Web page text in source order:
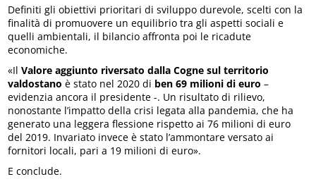
Definiti gli obiettivi prioritari di sviluppo durevole, scelti con la
finalità di promuovere un equilibrio tra gli aspetti sociali e
quelli ambientali, il bilancio affronta poi le ricadute
economiche.
«IlValore aggiunto riversato dalla Cogne sul territorio
valdostano è stato nel 2020 di ben 69 milioni di euro –
evidenzia ancora il presidente -. Un risultato di rilievo,
nonostante l’impatto della crisi legata alla pandemia, che ha
generato una leggera flessione rispetto ai 76 milioni di euro
del 2019. Invariato invece è stato l’ammontare versato ai
fornitori locali, pari a 19 milioni di euro».
E conclude.